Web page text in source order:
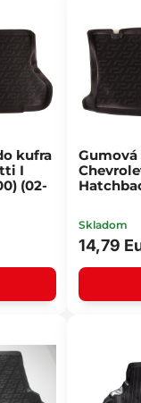
kufra
I
(02-
Gumová
Skladom
14,79